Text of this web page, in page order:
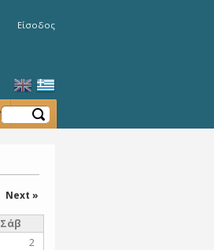
Είσοδος
+
Αναζήτηση
Next »
Σάβ
2